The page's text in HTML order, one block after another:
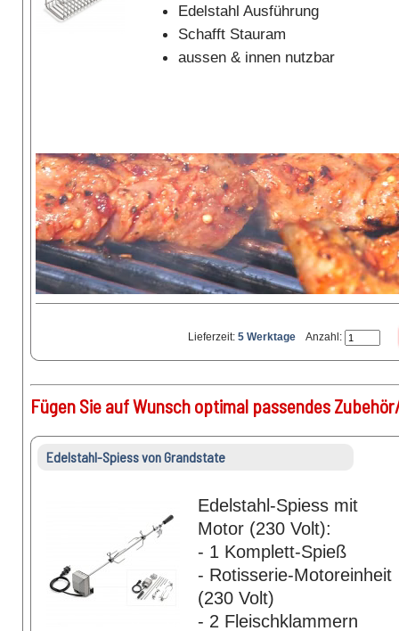
Edelstahl Ausführung
Schafft Stauram
aussen & innen nutzbar
Lieferzeit: 5 Werktage Anzahl:
Fügen Sie auf Wunsch optimal passendes
Edelstahl-Spiess von Grandstate
Edelstahl-Spiess mit
Motor (230 Volt):
- 1 Komplett-Spieß
- Rotisserie-Motoreinheit
(230 Volt)
- 2 Fleischklammern